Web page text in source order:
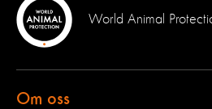
World Animal
Om oss